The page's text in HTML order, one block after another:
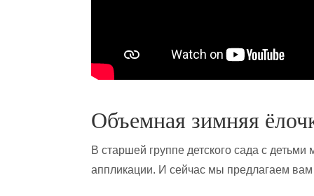
Объемная зимняя
В старшей группе детского сада с
аппликации. И сейчас мы предлагаем